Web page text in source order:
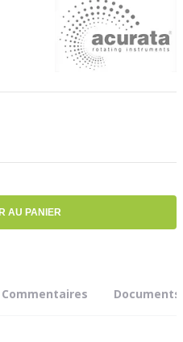
AU PANIER
Commentaires Documents